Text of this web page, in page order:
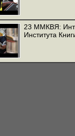
23 ММКВЯ:
Института